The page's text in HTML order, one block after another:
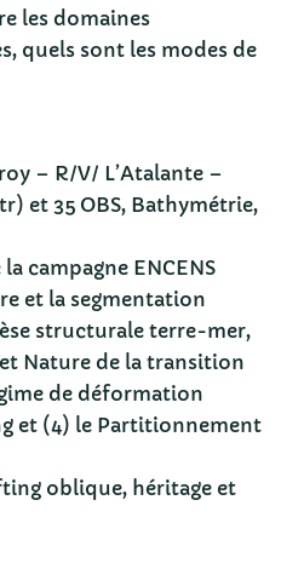
les domaines
quels sont les modes de
– R/V/ L’Atalante –
et 35 OBS, Bathymétrie,
campagne ENCENS
et la segmentation
structurale terre-mer,
Nature de la transition
de déformation
et (4) le Partitionnement
oblique, héritage et